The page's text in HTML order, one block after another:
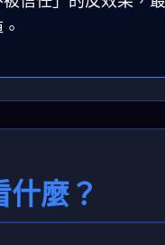
麼？